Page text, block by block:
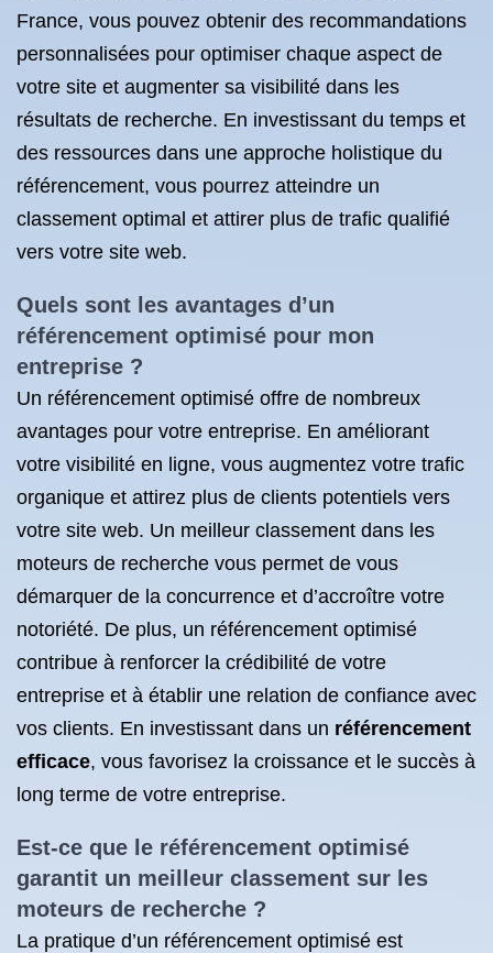
France, vous pouvez obtenir des recommandations
personnalisées pour optimiser chaque aspect de
votre site et augmenter sa visibilité dans les
résultats de recherche. En investissant du temps et
des ressources dans une approche holistique du
référencement, vous pourrez atteindre un
classement optimal et attirer plus de trafic qualifié
vers votre site web.
Quels sont les avantages d’un
référencement optimisé pour mon
entreprise ?
Un référencement optimisé offre de nombreux
avantages pour votre entreprise. En améliorant
votre visibilité en ligne, vous augmentez votre trafic
organique et attirez plus de clients potentiels vers
votre site web. Un meilleur classement dans les
moteurs de recherche vous permet de vous
démarquer de la concurrence et d’accroître votre
notoriété. De plus, un référencement optimisé
contribue à renforcer la crédibilité de votre
entreprise et à établir une relation de confiance avec
vos clients. En investissant dans un référencement
efficace, vous favorisez la croissance et le succès à
long terme de votre entreprise.
Est-ce que le référencement optimisé
garantit un meilleur classement sur les
moteurs de recherche ?
La pratique d’un référencement optimisé est